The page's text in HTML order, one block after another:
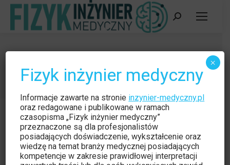
Szukaj:
Jesteś tutaj:
Strona główna Wpisy oznaczone tagiem "RTG"
Fizyk inżynier medyczny
Informacje zawarte na stronie inzynier-medyczny.pl
oraz redagowane i publikowane w ramach
czasopisma „Fizyk inżynier medyczny”
przeznaczone są dla profesjonalistów
posiadających doświadczenie, wykształcenie oraz
wiedzę na temat branży medycznej posiadających
kompetencje w zakresie prawidłowej interpretacji
×